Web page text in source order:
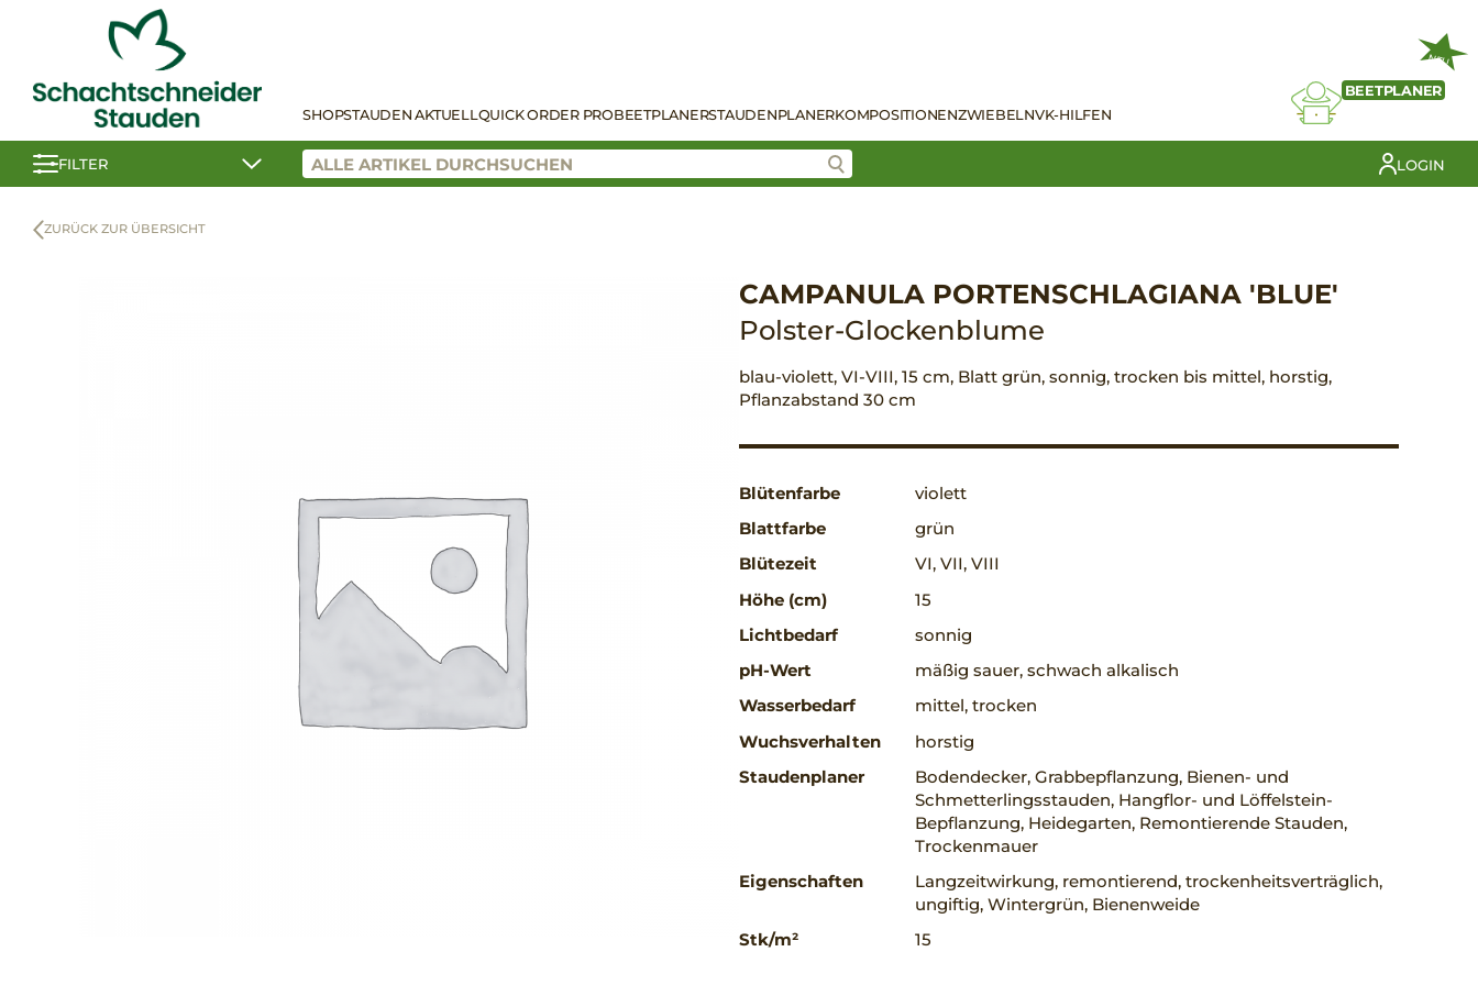
SHOPSTAUDEN AKTUELLQUICK ORDER PROBEETPLANERSTAUDENPLANERKOMPOSITIONENZWIEBELNVK-HILFEN
NEU
BEETPLANER
FILTER LOGIN
ZURÜCK ZUR ÜBERSICHT
CAMPANULA PORTENSCHLAGIANA 'BLUE'
Polster-Glockenblume
blau-violett, VI-VIII, 15 cm, Blatt grün, sonnig, trocken bis mittel, horstig,
Pflanzabstand 30 cm
Blütenfarbe
violett
Blattfarbe
grün
Blütezeit
VI, VII, VIII
Höhe (cm)
15
Lichtbedarf
sonnig
pH-Wert
mäßig sauer, schwach alkalisch
Wasserbedarf
mittel, trocken
Wuchsverhalten
horstig
Staudenplaner
Bodendecker, Grabbepflanzung, Bienen- und
Schmetterlingsstauden, Hangflor- und Löffelstein-
Bepflanzung, Heidegarten, Remontierende Stauden,
Trockenmauer
Eigenschaften
Langzeitwirkung, remontierend, trockenheitsverträglich,
ungiftig, Wintergrün, Bienenweide
Stk/m²
15